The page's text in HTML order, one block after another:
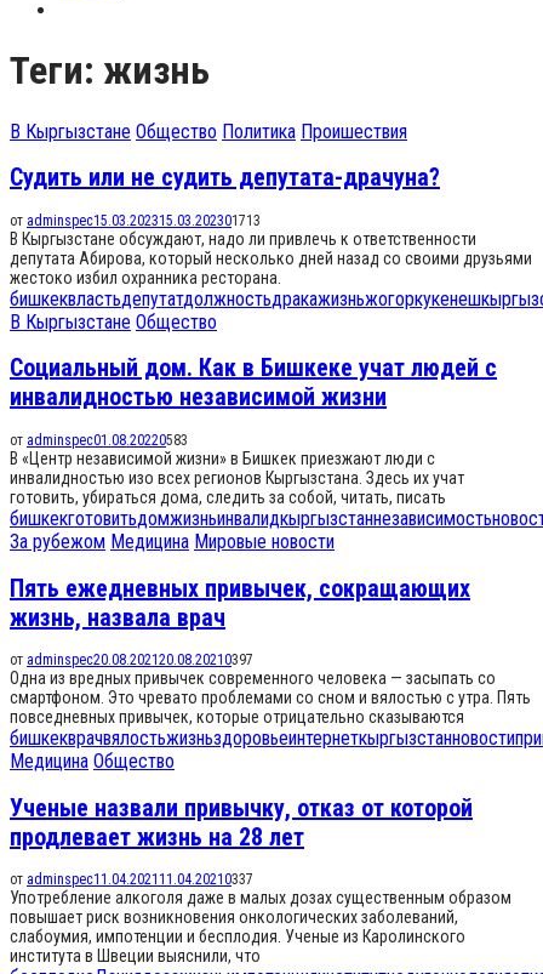
Теги: жизнь
В Кыргызстане Общество Политика Проишествия
Судить или не судить депутата-драчуна?
от adminspec15.03.202315.03.202301713
В Кыргызстане обсуждают, надо ли привлечь к ответственности
депутата Абирова, который несколько дней назад со своими друзьями
жестоко избил охранника ресторана.
бишкеквластьдепутатдолжностьдракажизньжогоркукенеш
В Кыргызстане Общество
Социальный дом. Как в Бишкеке учат людей с
инвалидностью независимой жизни
от adminspec01.08.20220583
В «Центр независимой жизни» в Бишкек приезжают люди с
инвалидностью изо всех регионов Кыргызстана. Здесь их учат
готовить, убираться дома, следить за собой, читать, писать
бишкекготовитьдомжизньинвалидкыргызстаннезависимость
За рубежом Медицина Мировые новости
Пять ежедневных привычек, сокращающих
жизнь, назвала врач
от adminspec20.08.202120.08.20210397
Одна из вредных привычек современного человека — засыпать со
смартфоном. Это чревато проблемами со сном и вялостью с утра. Пять
повседневных привычек, которые отрицательно сказываются
бишкекврачвялостьжизньздоровьеинтернеткыргызстанновости
Медицина Общество
Ученые назвали привычку, отказ от которой
продлевает жизнь на 28 лет
от adminspec11.04.2021 11.04.20210337
Употребление алкоголя даже в малых дозах существенным образом
повышает риск возникновения онкологических заболеваний,
слабоумия, импотенции и бесплодия. Ученые из Каролинского
института в Швеции выяснили, что